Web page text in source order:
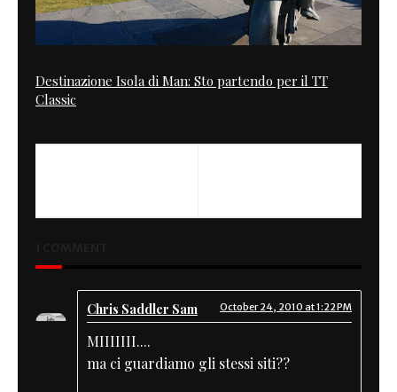
Destinazione Isola di Man: Sto partendo per il TT
Classic
Chris Saddler Sam October 24, 2010 at 1:22 PM
MIIIIIII....
ma ci guardiamo gli stessi siti??